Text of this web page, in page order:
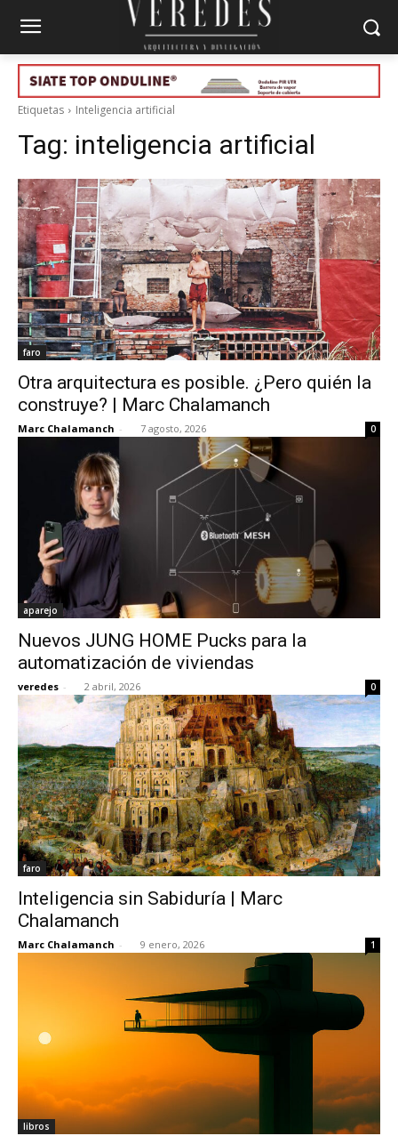
Etiquetas Inteligencia artificial
Tag: inteligencia artificial
faro
Otra arquitectura es posible. ¿Pero quién la
construye? | Marc Chalamanch
Marc Chalamanch - 7 agosto, 2026 0
aparejo
Nuevos JUNG HOME Pucks para la
automatización de viviendas
veredes - 2 abril, 2026 0
faro
Inteligencia sin Sabiduría | Marc
Chalamanch
Marc Chalamanch - 9 enero, 2026 1
libros